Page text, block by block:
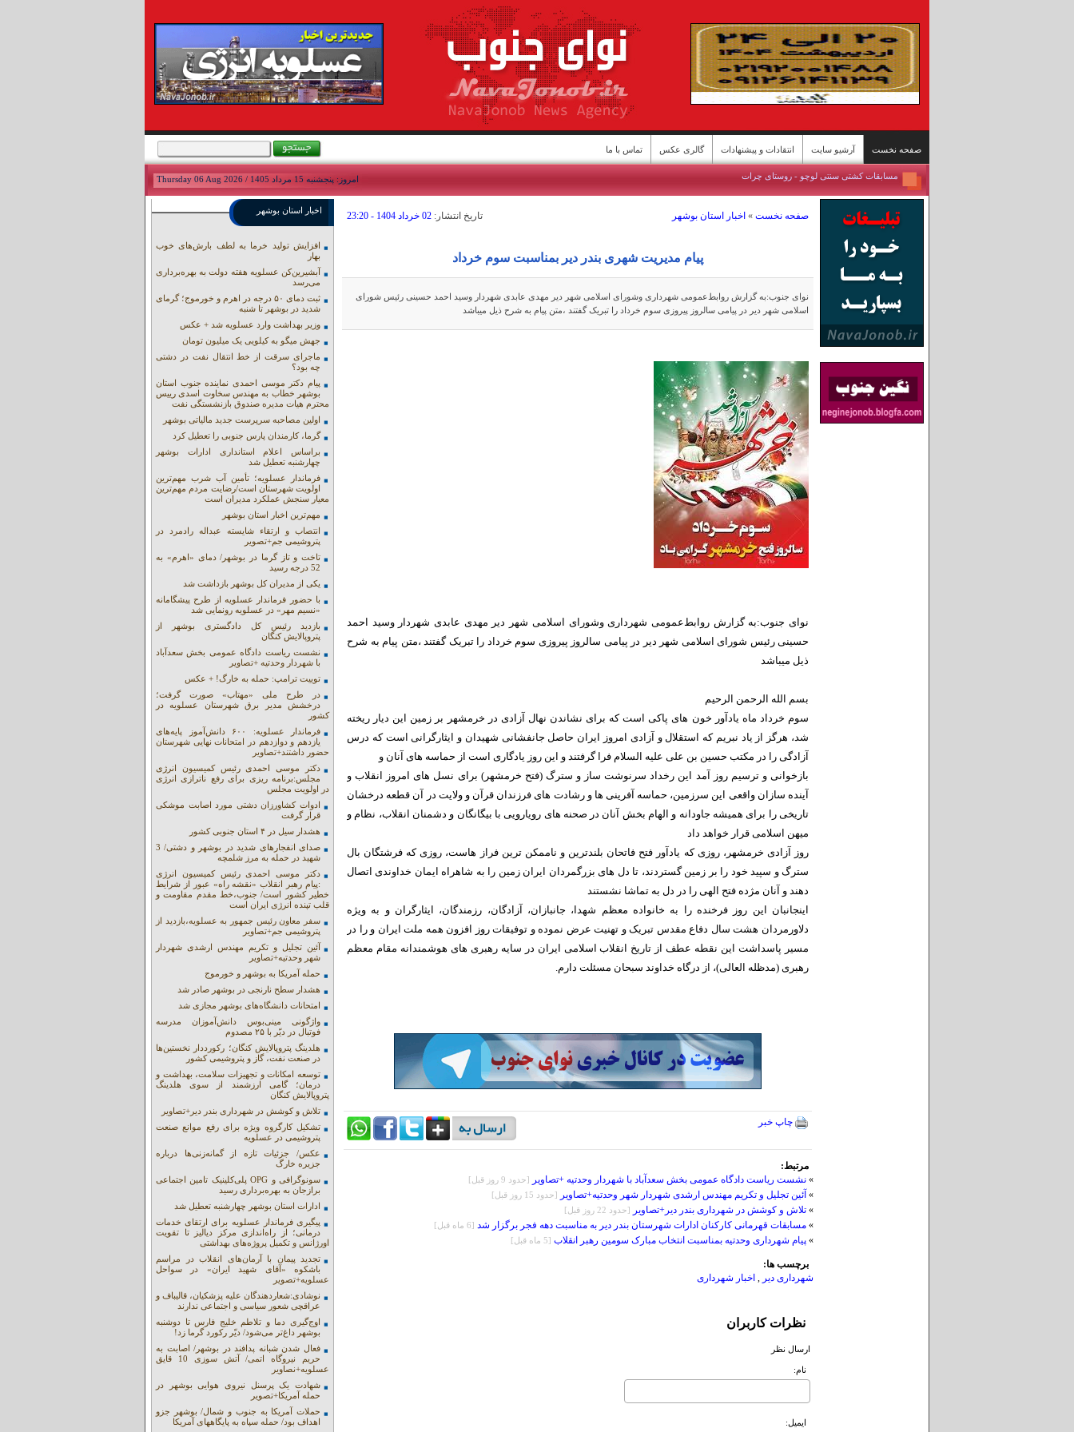
صفحه نخست آرشیو سایت انتقادات و پیشنهادات گالری عکس تماس با ما
روستای گردشگری قلات - شیراز
پل محور «رودان - بندرعباس» پس حمله آمریکا
بندرعباس جان ایران
نفیسه روشن از همدم جدیدش رونمایی کرد + عکس
عکس های آیت الله خامنه ای قبل از شهادت
اولین تصاویر از سردار وحیدی پس از جنگ
تصاویر/معماری خاص یک ایستگاه مترو
ییلاقات سوادکوه؛ پناهگاه خنک در اوج گرمای تابستان
امروز: پنجشنبه 15 مرداد 1405 / Thursday 06 Aug 2026
صفحه نخست » اخبار استان بوشهر تاريخ انتشار: 02 خرداد 1404 - 23:20
پیام مدیریت شهری بندر دیر بمناسبت سوم خرداد
نوای جنوب:به گزارش روابط‌عمومی شهرداری وشورای اسلامی شهر دیر مهدی عابدی شهردار وسید احمد حسینی رئیس شورای
اسلامی شهر دیر در پیامی سالروز پیروزی سوم خرداد را تبریک گفتند ،متن پیام به شرح ذیل میباشد
نوای جنوب:به گزارش روابط‌عمومی شهرداری وشورای اسلامی شهر دیر مهدی عابدی شهردار وسید احمد
حسینی رئیس شورای اسلامی شهر دیر در پیامی سالروز پیروزی سوم خرداد را تبریک گفتند ،متن پیام به شرح
ذیل میباشد
بسم الله الرحمن الرحیم
سوم خرداد ماه یادآور خون های پاکی است که برای نشاندن نهال آزادی در خرمشهر بر زمین این دیار ریخته
شد، هرگز از یاد نبریم که استقلال و آزادی امروز ایران حاصل جانفشانی شهیدان و ایثارگرانی است که درس
آزادگی را در مکتب حسین بن علی علیه السلام فرا گرفتند و این روز یادگاری است از حماسه های آنان و
بازخوانی و ترسیم روز آمد این رخداد سرنوشت ساز و سترگ (فتح خرمشهر) برای نسل های امروز انقلاب و
آینده سازان واقعی این سرزمین، حماسه آفرینی ها و رشادت های فرزندان قرآن و ولایت در آن قطعه درخشان
تاریخی را برای همیشه جاودانه و الهام بخش آنان در صحنه های رویارویی با بیگانگان و دشمنان انقلاب، نظام و
میهن اسلامی قرار خواهد داد
روز آزادی خرمشهر، روزی که یادآور فتح فاتحان بلندترین و ناممکن ترین فراز هاست، روزی که فرشتگان بال
سترگ و سپید خود را بر زمین گستردند، تا دل های بزرگمردان ایران زمین را به شاهراه ایمان خداوندی اتصال
دهند و آنان مژده فتح الهی را در دل به تماشا نشستند
اینجانبان این روز فرخنده را به خانواده معظم شهدا، جانبازان، آزادگان، رزمندگان، ایثارگران و به ویژه
دلاورمردان هشت سال دفاع مقدس تبریک و تهنیت عرض نموده و توفیقات روز افزون همه ملت ایران و را در
مسیر پاسداشت این نقطه عطف از تاریخ انقلاب اسلامی ایران در سایه رهبری های هوشمندانه مقام معظم
رهبری (مدظله العالی)، از درگاه خداوند سبحان مسئلت دارم.
چاپ خبر
مرتبط:
» نشست ریاست دادگاه عمومی بخش سعدآباد با شهردار وحدتیه +تصاویر [حدود 9 روز قبل]
» آئین تجلیل و تکریم مهندس ارشدی شهردار شهر وحدتیه+تصاویر [حدود 15 روز قبل]
» تلاش و کوشش در شهرداری بندر دیر+تصاویر [حدود 22 روز قبل]
» مسابقات قهرمانی کارکنان ادارات شهرستان بندر دیر به مناسبت دهه فجر برگزار شد [6 ماه قبل]
» پیام شهرداری وحدتیه بمناسبت انتخاب مبارک سومین رهبر انقلاب [5 ماه قبل]
برچسب ها:
شهرداری دیر , اخبار شهرداری
نظرات کاربران
ارسال نظر
نام:
ايميل:
اخبار استان بوشهر
افزایش تولید خرما به لطف بارش‌های خوب
بهار
آبشیرین‌کن عسلویه هفته دولت به بهره‌برداری
می‌رسد
ثبت دمای ۵۰ درجه در اهرم و خورموج؛ گرمای
شدید در بوشهر تا شنبه
وزیر بهداشت وارد عسلویه شد + عکس
جهش میگو به کیلویی یک میلیون تومان
ماجرای سرقت از خط انتقال نفت در دشتی
چه بود؟
پیام دکتر موسی احمدی نماینده جنوب استان
بوشهر خطاب به مهندس سخاوت اسدی رییس
محترم هیات مدیره صندوق بازنشستگی نفت
اولین مصاحبه سرپرست جدید مالیاتی بوشهر
گرما، کارمندان پارس جنوبی را تعطیل کرد
براساس اعلام استانداری ادارات بوشهر
چهارشنبه تعطیل شد
فرماندار عسلویه؛ تأمین آب شرب مهم‌ترین
اولویت شهرستان است/رضایت مردم مهم‌ترین
معیار سنجش عملکرد مدیران است
مهم‌ترین اخبار استان بوشهر
انتصاب و ارتقاء شایسته عبداله رادمرد در
پتروشیمی جم+تصویر
تاخت و تاز گرما در بوشهر/ دمای «اهرم» به
52 درجه رسید
یکی از مدیران کل بوشهر بازداشت شد
با حضور فرماندار عسلویه از طرح پیشگامانه
«نسیم مهر» در عسلویه رونمایی شد
بازدید رئیس کل دادگستری بوشهر از
پتروپالایش کنگان
نشست ریاست دادگاه عمومی بخش سعدآباد
با شهردار وحدتیه +تصاویر
توییت ترامپ: حمله به خارگ! + عکس
در طرح ملی «مهتاب» صورت گرفت؛
درخشش مدیر برق شهرستان عسلویه در
کشور
فرماندار عسلویه: ۶۰۰ دانش‌آموز پایه‌های
یازدهم و دوازدهم در امتحانات نهایی شهرستان
حضور داشتند+تصاویر
دکتر موسی احمدی رئیس کمیسیون انرژی
مجلس:برنامه ریزی برای رفع ناترازی انرژی
در اولویت مجلس
ادوات کشاورزان دشتی مورد اصابت موشکی
قرار گرفت
هشدار سیل در ۴ استان جنوبی کشور
صدای انفجارهای شدید در بوشهر و دشتی/ 3
شهید در حمله به مرز شلمچه
دکتر موسی احمدی رئیس کمیسیون انرژی
:پیام رهبر انقلاب «نقشه راه» عبور از شرایط
خطیر کشور است/ جنوب،خط مقدم مقاومت و
قلب تپنده انرژی ایران است
سفر معاون رئیس جمهور به عسلویه،بازدید از
پتروشیمی جم+تصاویر
آئین تجلیل و تکریم مهندس ارشدی شهردار
شهر وحدتیه+تصاویر
حمله آمریکا به بوشهر و خورموج
هشدار سطح نارنجی در بوشهر صادر شد
امتحانات دانشگاه‌های بوشهر مجازی شد
واژگونی مینی‌بوس دانش‌آموزان مدرسه
فوتبال در دیّر با ۲۵ مصدوم
هلدینگ پتروپالایش کنگان؛ رکورددار نخستین‌ها
در صنعت نفت، گاز و پتروشیمی کشور
توسعه امکانات و تجهیزات سلامت، بهداشت و
درمان؛ گامی ارزشمند از سوی هلدینگ
پتروپالایش کنگان
تلاش و کوشش در شهرداری بندر دیر+تصاویر
تشکیل کارگروه ویژه برای رفع موانع صنعت
پتروشیمی در عسلویه
عکس/ جزئیات تازه از گمانه‌زنی‌ها درباره
جزیره خارگ
سونوگرافی و OPG پلی‌کلینیک تامین اجتماعی
برازجان به بهره‌برداری رسید
ادارات استان بوشهر چهارشنبه تعطیل شد
پیگیری فرماندار عسلویه برای ارتقای خدمات
درمانی؛ از راه‌اندازی مرکز دیالیز تا تقویت
اورژانس و تکمیل پروژه‌های بهداشتی
تجدید پیمان با آرمان‌های انقلاب در مراسم
باشکوه «آقای شهید ایران» در سواحل
عسلویه+تصویر
نوشادی:شعاردهندگان علیه پزشکیان، قالیباف و
عراقچی شعور سیاسی و اجتماعی ندارند
اوج‌گیری دما و تلاطم خلیج فارس تا دوشنبه
بوشهر داغ‌تر می‌شود/ دیّر رکورد گرما زد!
فعال شدن شبانه پدافند در بوشهر/ اصابت به
حریم نیروگاه اتمی/ آتش سوزی 10 قایق
عسلویه+نصاویر
شهادت یک پرسنل نیروی هوایی بوشهر در
حمله آمریکا+تصویر
حملات آمریکا به جنوب و شمال/ بوشهر جزو
اهداف بود/ حمله سپاه به پایگاههای آمریکا